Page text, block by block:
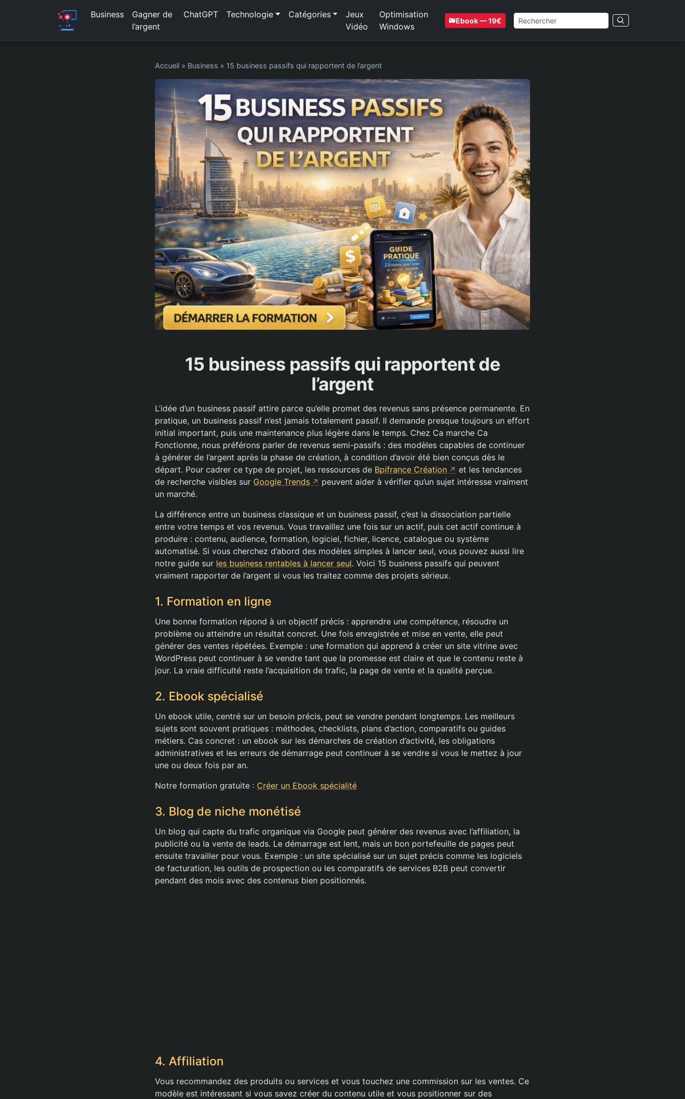
Business
Gagner de
l’argent
ChatGPT Technologie Catégories
Jeux
Vidéo
Optimisation
Windows
Ebook — 19€
Accueil » Business » 15 business passifs qui rapportent de l’argent
15 business passifs qui rapportent de
l’argent
L’idée d’un business passif attire parce qu’elle promet des revenus sans présence permanente. En
pratique, un business passif n’est jamais totalement passif. Il demande presque toujours un effort
initial important, puis une maintenance plus légère dans le temps. Chez Ca marche Ca
Fonctionne, nous préférons parler de revenus semi-passifs : des modèles capables de continuer
à générer de l’argent après la phase de création, à condition d’avoir été bien conçus dès le
départ. Pour cadrer ce type de projet, les ressources de Bpifrance Création
et les tendances
de recherche visibles sur Google Trends
peuvent aider à vérifier qu’un sujet intéresse vraiment
un marché.
La différence entre un business classique et un business passif, c’est la dissociation partielle
entre votre temps et vos revenus. Vous travaillez une fois sur un actif, puis cet actif continue à
produire : contenu, audience, formation, logiciel, fichier, licence, catalogue ou système
automatisé. Si vous cherchez d’abord des modèles simples à lancer seul, vous pouvez aussi lire
notre guide sur les business rentables à lancer seul. Voici 15 business passifs qui peuvent
vraiment rapporter de l’argent si vous les traitez comme des projets sérieux.
1. Formation en ligne
Une bonne formation répond à un objectif précis : apprendre une compétence, résoudre un
problème ou atteindre un résultat concret. Une fois enregistrée et mise en vente, elle peut
générer des ventes répétées. Exemple : une formation qui apprend à créer un site vitrine avec
WordPress peut continuer à se vendre tant que la promesse est claire et que le contenu reste à
jour. La vraie difficulté reste l’acquisition de trafic, la page de vente et la qualité perçue.
2. Ebook spécialisé
Un ebook utile, centré sur un besoin précis, peut se vendre pendant longtemps. Les meilleurs
sujets sont souvent pratiques : méthodes, checklists, plans d’action, comparatifs ou guides
métiers. Cas concret : un ebook sur les démarches de création d’activité, les obligations
administratives et les erreurs de démarrage peut continuer à se vendre si vous le mettez à jour
une ou deux fois par an.
Notre formation gratuite : Créer un Ebook spécialité
3. Blog de niche monétisé
Un blog qui capte du trafic organique via Google peut générer des revenus avec l’affiliation, la
publicité ou la vente de leads. Le démarrage est lent, mais un bon portefeuille de pages peut
ensuite travailler pour vous. Exemple : un site spécialisé sur un sujet précis comme les logiciels
de facturation, les outils de prospection ou les comparatifs de services B2B peut convertir
pendant des mois avec des contenus bien positionnés.
4. Affiliation
Vous recommandez des produits ou services et vous touchez une commission sur les ventes. Ce
modèle est intéressant si vous savez créer du contenu utile et vous positionner sur des